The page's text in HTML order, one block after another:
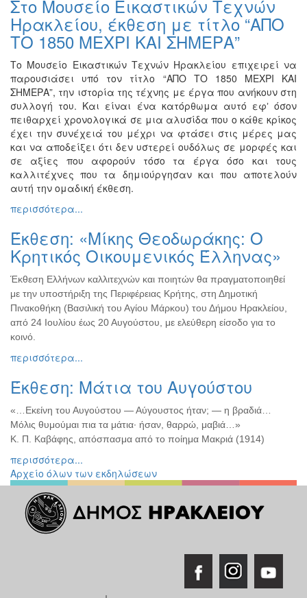
Βιβλίο
Ζωγραφική
Φωτογραφία
Τραγούδι
Μουσική
Κινηματογράφος
Χορός
Θέατρο
Παζάρι
Ειδών
Συνέδρια
-
Διημερίδες
Σεμινάρια-
Διαλέξεις-
Ομιλίες
Διάφορες
Εκδηλώσεις
Παιδιά
Άλλες
Εκδηλώσεις
Ο
ΤΟΠΟΣ
Στο Μουσείο Εικαστικών Τεχνών
Ηρακλείου, έκθεση με τίτλο “ΑΠΟ
ΤΟ 1850 ΜΕΧΡΙ ΚΑΙ ΣΗΜΕΡΑ”
Το Μουσείο Εικαστικών Τεχνών Ηρακλείου επιχειρεί να
παρουσιάσει υπό τον τίτλο “ΑΠΟ ΤΟ 1850 ΜΕΧΡΙ ΚΑΙ
ΣΗΜΕΡΑ”, την ιστορία της τέχνης με έργα που ανήκουν στη
συλλογή του. Και είναι ένα κατόρθωμα αυτό εφʼ όσον
πειθαρχεί χρονολογικά σε μια αλυσίδα που ο κάθε κρίκος
έχει την συνέχειά του μέχρι να φτάσει στις μέρες μας
και να αποδείξει ότι δεν υστερεί ουδόλως σε μορφές και
σε αξίες που αφορούν τόσο τα έργα όσο και τους
καλλιτέχνες που τα δημιούργησαν και που αποτελούν
αυτή την ομαδική έκθεση.
περισσότερα...
Έκθεση: «Mίκης Θεοδωράκης: Ο
Κρητικός Οικουμενικός Έλληνας»
Έκθεση Ελλήνων καλλιτεχνών και ποιητών θα πραγματοποιηθεί
με την υποστήριξη της Περιφέρειας Κρήτης, στη Δημοτική
Πινακοθήκη (Βασιλική του Αγίου Μάρκου) του Δήμου Ηρακλείου,
από 24 Ιουλίου έως 20 Αυγούστου, με ελεύθερη είσοδο για το
κοινό.
περισσότερα...
Έκθεση: Μάτια του Αυγούστου
«…Εκείνη του Αυγούστου — Αύγουστος ήταν; — η βραδιά…
Μόλις θυμούμαι πια τα μάτια· ήσαν, θαρρώ, μαβιά…»
Κ. Π. Καβάφης, απόσπασμα από το ποίημα Μακριά (1914)
περισσότερα...
Αρχείο όλων των εκδηλώσεων